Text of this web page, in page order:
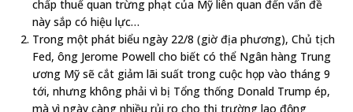
chấp thuế quan trừng phạt của Mỹ liên quan đến vấn đề
này sắp có hiệu lực…
Trong một phát biểu ngày 22/8 (giờ địa phương), Chủ tịch
Fed, ông Jerome Powell cho biết có thể Ngân hàng Trung
ương Mỹ sẽ cắt giảm lãi suất trong cuộc họp vào tháng 9
tới, nhưng không phải vì bị Tổng thống Donald Trump ép,
mà vì ngày càng nhiều rủi ro cho thị trường lao động